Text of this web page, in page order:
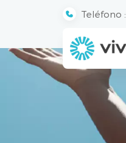
Teléfono :